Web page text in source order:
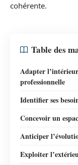
cohérente.
Table des
Adapter
professionnelle
Identifier ses
Concevoir un
Anticiper
Exploiter